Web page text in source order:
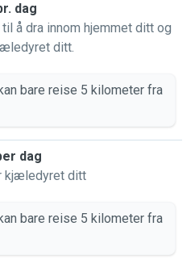
dag
å dra innom hjemmet ditt og
ditt.
bare reise 5 kilometer fra
dag
kjæledyret ditt
bare reise 5 kilometer fra